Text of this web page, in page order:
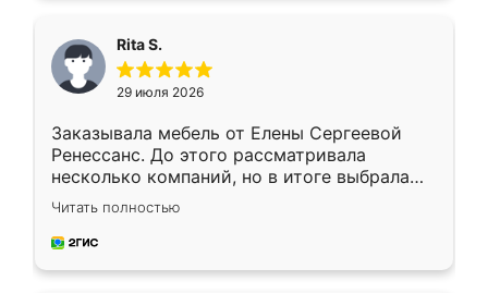
Rita S.
29 июля 2026
Заказывала мебель от Елены Сергеевой
Ренессанс. До этого рассматривала
несколько компаний, но в итоге выбрала
эту. Сначала обговорили условия, потом
приехал замерщик, всё спокойно объяснил
и снял размеры. Изготовили в срок, с
Читать полностью